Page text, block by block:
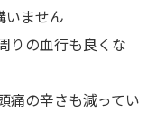
いません
りの血行も良くな
痛の辛さも減ってい